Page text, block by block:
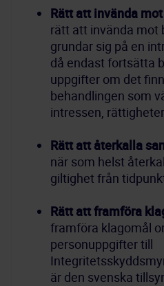
Rätt att invända
rätt att invända mot
grundar sig på en
då endast fortsätta
uppgifter om det
behandlingen som
Rätt att återkalla
när som helst
Rätt att framföra
framföra klagomål
personuppgifter till
är den svenska